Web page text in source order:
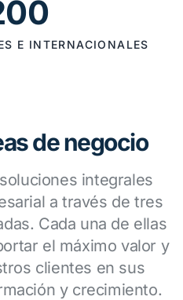
E INTERNACIONALES
de negocio
integrales
a través de tres
Cada una de ellas
el máximo valor y
clientes en sus
y crecimiento.